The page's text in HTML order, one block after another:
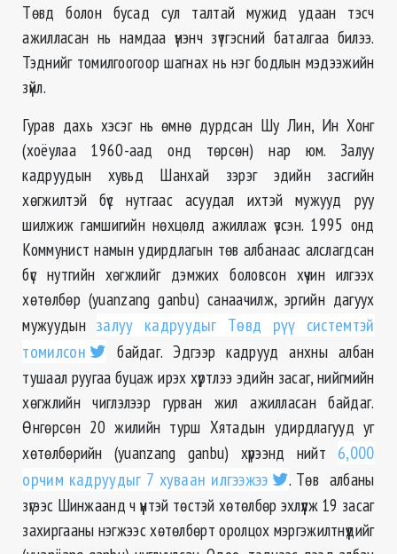
Төвд болон бусад сул талтай мужид удаан тэсч
ажилласан нь намдаа үнэнч зүтгэсний баталгаа билээ.
Тэднийг томилгоогоор шагнах нь нэг бодлын мэдээжийн
зүйл.
Гурав дахь хэсэг нь өмнө дурдсан Шу Лин, Ин Хонг
(хоёулаа 1960-аад онд төрсөн) нар юм. Залуу
кадруудын хувьд Шанхай зэрэг эдийн засгийн
хөгжилтэй бүс нутгаас асуудал ихтэй мужууд руу
шилжиж гамшигийн нөхцөлд ажиллаж үзсэн. 1995 онд
Коммунист намын удирдлагын төв албанаас алслагдсан
бүс нутгийн хөгжлийг дэмжих боловсон хүчин илгээх
хөтөлбөр (yuanzang ganbu) санаачилж, эргийн дагуух
мужуудынзалуу кадруудыг Төвд рүү системтэй
томилсон
байдаг. Эдгээр кадрууд анхны албан
тушаал руугаа буцаж ирэх хүртлээ эдийн засаг, нийгмийн
хөгжлийн чиглэлээр гурван жил ажилласан байдаг.
Өнгөрсөн 20 жилийн турш Хятадын удирдлагууд уг
хөтөлбөрийн (yuanzang ganbu) хүрээнд нийт 6,000
орчим кадруудыг 7 хуваан илгээжээ
. Төв албаны
зүгээс Шинжаанд ч үүнтэй төстэй хөтөлбөр эхлүүлж 19 засаг
захиргааны нэгжээс хөтөлбөрт оролцох мэргэжилтнүүдийг